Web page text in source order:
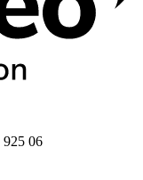
925 06